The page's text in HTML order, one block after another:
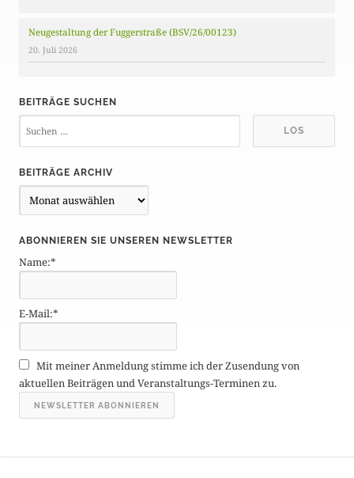
Neugestaltung der Fuggerstraße (BSV/26/00123)
20. Juli 2026
BEITRÄGE SUCHEN
BEITRÄGE ARCHIV
t
r
g
e
r
c
h
v
ABONNIEREN SIE UNSEREN NEWSLETTER
Name:*
E-Mail:*
Mit meiner Anmeldung stimme ich der Zusendung von
aktuellen Beiträgen und Veranstaltungs-Terminen zu.